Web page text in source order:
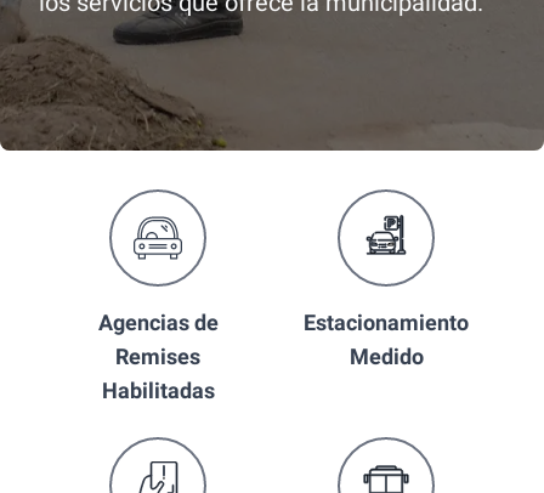
Agencias de
Remises
Habilitadas
Estacionamiento
Medido